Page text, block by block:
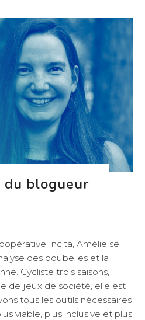
du blogueur
Incita , Amélie se
des poubelles et la
Cycliste trois saisons,
de jeux de société, elle est
tous les outils nécessaires
viable, plus inclusive et plus